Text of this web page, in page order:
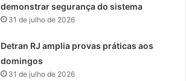
demonstrar segurança do sistema
31 de julho de 2026
Detran RJ amplia provas práticas aos
domingos
31 de julho de 2026